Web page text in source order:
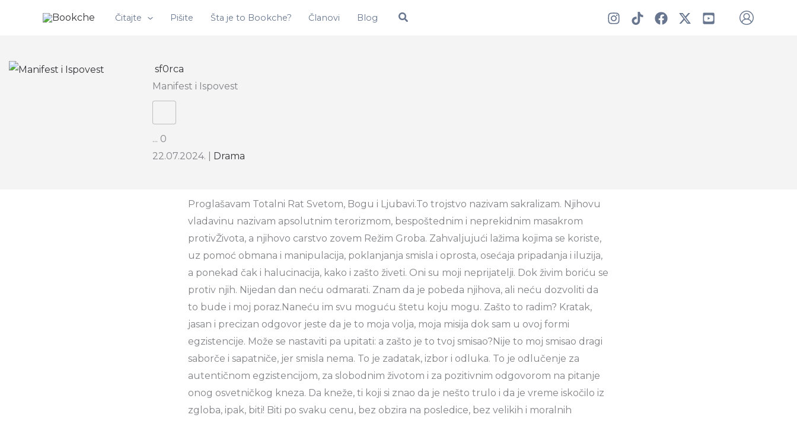
Čitajte Pišite Šta je to Bookche? Članovi Blog Pretraga
sf0rca
Manifest i Ispovest
... 0
22.07.2024.
Drama
Proglašavam Totalni Rat Svetom, Bogu i Ljubavi.To trojstvo nazivam sakralizam. Njihovu
vladavinu nazivam apsolutnim terorizmom, bespoštednim i neprekidnim masakrom
protivŽivota, a njihovo carstvo zovem Režim Groba. Zahvaljujući lažima kojima se koriste,
uz pomoć obmana i manipulacija, poklanjanja smisla i oprosta, osećaja pripadanja i iluzija,
a ponekad čak i halucinacija, kako i zašto živeti. Oni su moji neprijatelji. Dok živim boriću se
protiv njih. Nijedan dan neću odmarati. Znam da je pobeda njihova, ali neću dozvoliti da
to bude i moj poraz.Naneću im svu moguću štetu koju mogu. Zašto to radim? Kratak,
jasan i precizan odgovor jeste da je to moja volja, moja misija dok sam u ovoj formi
egzistencije. Može se nastaviti pa upitati: a zašto je to tvoj smisao?Nije to moj smisao dragi
saborče i sapatniče, jer smisla nema. To je zadatak, izbor i odluka. To je odlučenje za
autentičnom egzistencijom, za slobodnim životom i za pozitivnim odgovorom na pitanje
onog osvetničkog kneza. Da kneže, ti koji si znao da je nešto trulo i da je vreme iskočilo iz
zgloba, ipak, biti! Biti po svaku cenu, bez obzira na posledice, bez velikih i moralnih